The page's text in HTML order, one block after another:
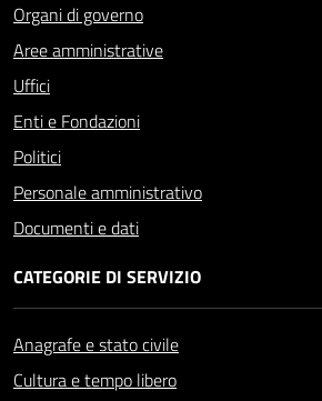
Organi di governo
Aree amministrative
Uffici
Enti e Fondazioni
Politici
Personale amministrativo
Documenti e dati
CATEGORIE DI SERVIZIO
Anagrafe e stato civile
Cultura e tempo libero